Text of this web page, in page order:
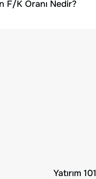
F/K Oranı Nedir?
Yatırım 101